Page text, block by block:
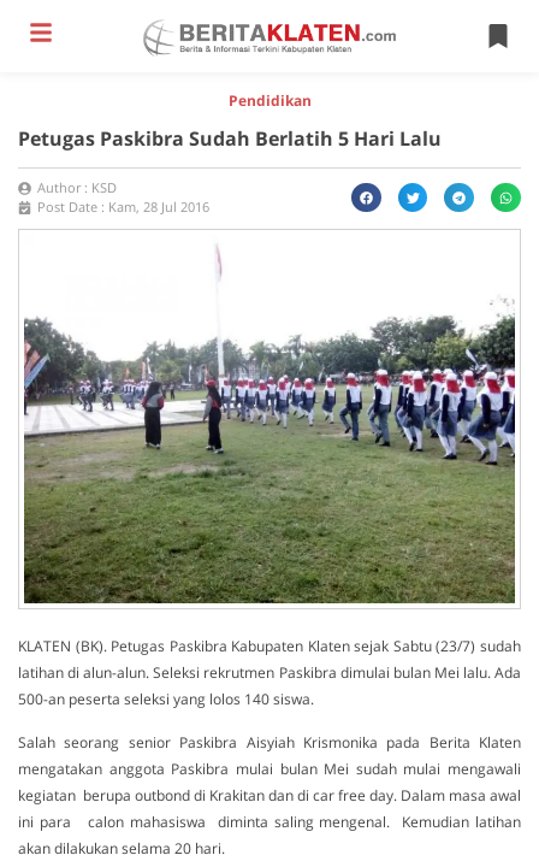
Pendidikan
Petugas Paskibra Sudah Berlatih 5 Hari Lalu
Author : KSD
Post Date : Kam, 28 Jul 2016
KLATEN (BK). Petugas Paskibra Kabupaten Klaten sejak Sabtu (23/7) sudah
latihan di alun-alun. Seleksi rekrutmen Paskibra dimulai bulan Mei lalu. Ada
500-an peserta seleksi yang lolos 140 siswa.
Salah seorang senior Paskibra Aisyiah Krismonika pada Berita Klaten
mengatakan anggota Paskibra mulai bulan Mei sudah mulai mengawali
kegiatan berupa outbond di Krakitan dan di car free day. Dalam masa awal
ini para calon mahasiswa diminta saling mengenal. Kemudian latihan
akan dilakukan selama 20 hari.